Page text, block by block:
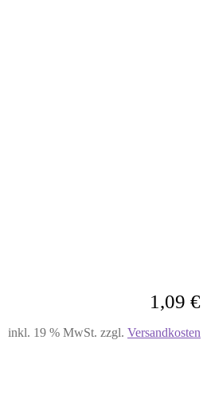
1,09 €
inkl. 19 % MwSt. zzgl. Versandkosten